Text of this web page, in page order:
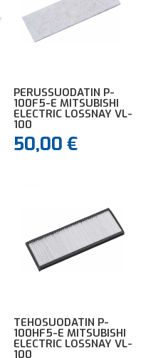
PERUSSUODATIN P-
100F5-E MITSUBISHI
ELECTRIC LOSSNAY VL-
100
50,00€
TEHOSUODATIN P-
100HF5-E MITSUBISHI
ELECTRIC LOSSNAY VL-
100